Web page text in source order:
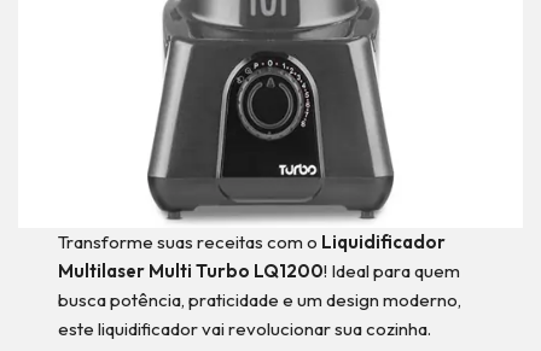
Transforme suas receitas com o Liquidificador
Multilaser Multi Turbo LQ1200! Ideal para quem
busca potência, praticidade e um design moderno,
este liquidificador vai revolucionar sua cozinha.